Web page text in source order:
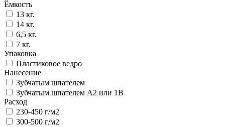
Ёмкость
13 кг.
14 кг.
6,5 кг.
7 кг.
Упаковка
Пластиковое ведро
Нанесение
Зубчатым шпателем
Зубчатым шпателем А2 или 1В
Расход
230-450 г/м2
300-500 г/м2